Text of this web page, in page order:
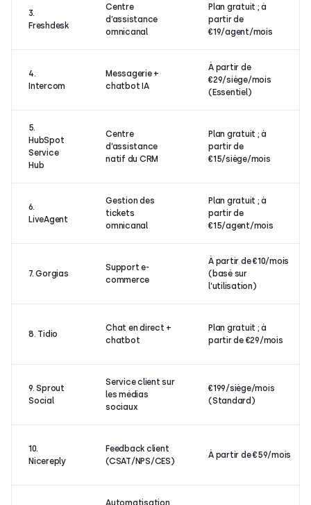
3.
Freshdesk
Centre
d’assistance
omnicanal
Plan gratuit ; à
partir de
€19/agent/mois
4.
Intercom
Messagerie +
chatbot IA
À partir de
€29/siège/mois
(Essentiel)
5.
HubSpot
Service
Hub
Centre
d’assistance
natif du CRM
Plan gratuit ; à
partir de
€15/siège/mois
6.
LiveAgent
Gestion des
tickets
omnicanal
Plan gratuit ; à
partir de
€15/agent/mois
7. Gorgias
Support e-
commerce
À partir de €10/mois
(basé sur
l’utilisation)
8. Tidio
Chat en direct +
chatbot
Plan gratuit ; à
partir de €29/mois
9. Sprout
Social
Service client sur
les médias
sociaux
€199/siège/mois
(Standard)
10.
Nicereply
Feedback client
(CSAT/NPS/CES)
À partir de €59/mois
Automatisation